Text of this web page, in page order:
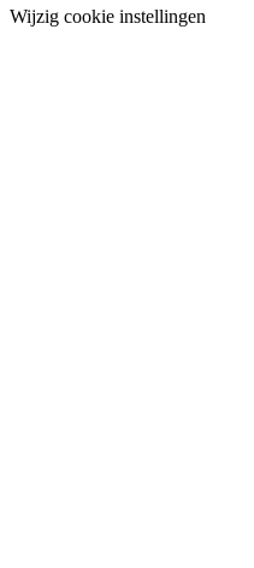
Wijzig cookie instellingen